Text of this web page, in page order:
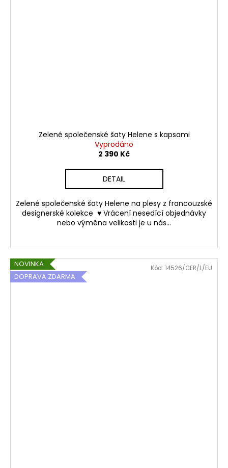
Zelené společenské šaty Helene s kapsami
Vyprodáno
2 390 Kč
DETAIL
Zelené společenské šaty Helene na plesy z francouzské
designerské kolekce ♥ Vrácení nesedící objednávky
nebo výměna velikosti je u nás...
NOVINKA
DOPRAVA ZDARMA
Kód: 14526/CER/L/EU